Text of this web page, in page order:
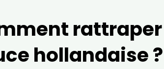
hollandaise ?